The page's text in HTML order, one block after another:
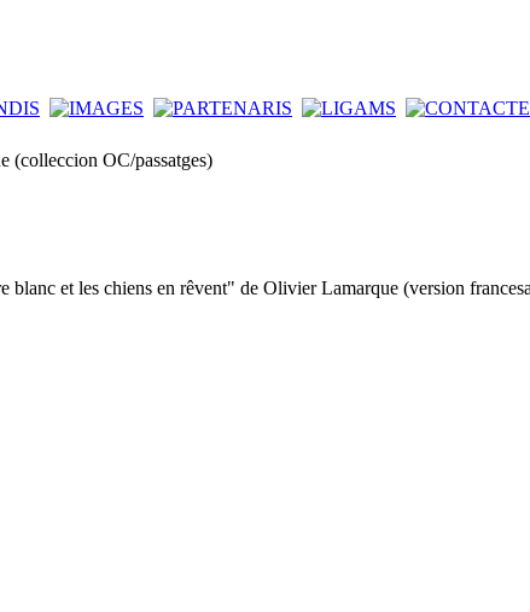
(colleccion OC/passatges)
blanc et les chiens en rêvent" de Olivier Lamarque (version